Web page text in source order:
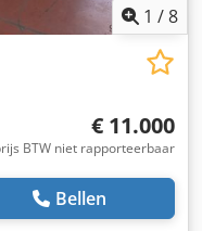
1 /8
€ 11.000
BTW niet rapporteerbaar
Bellen